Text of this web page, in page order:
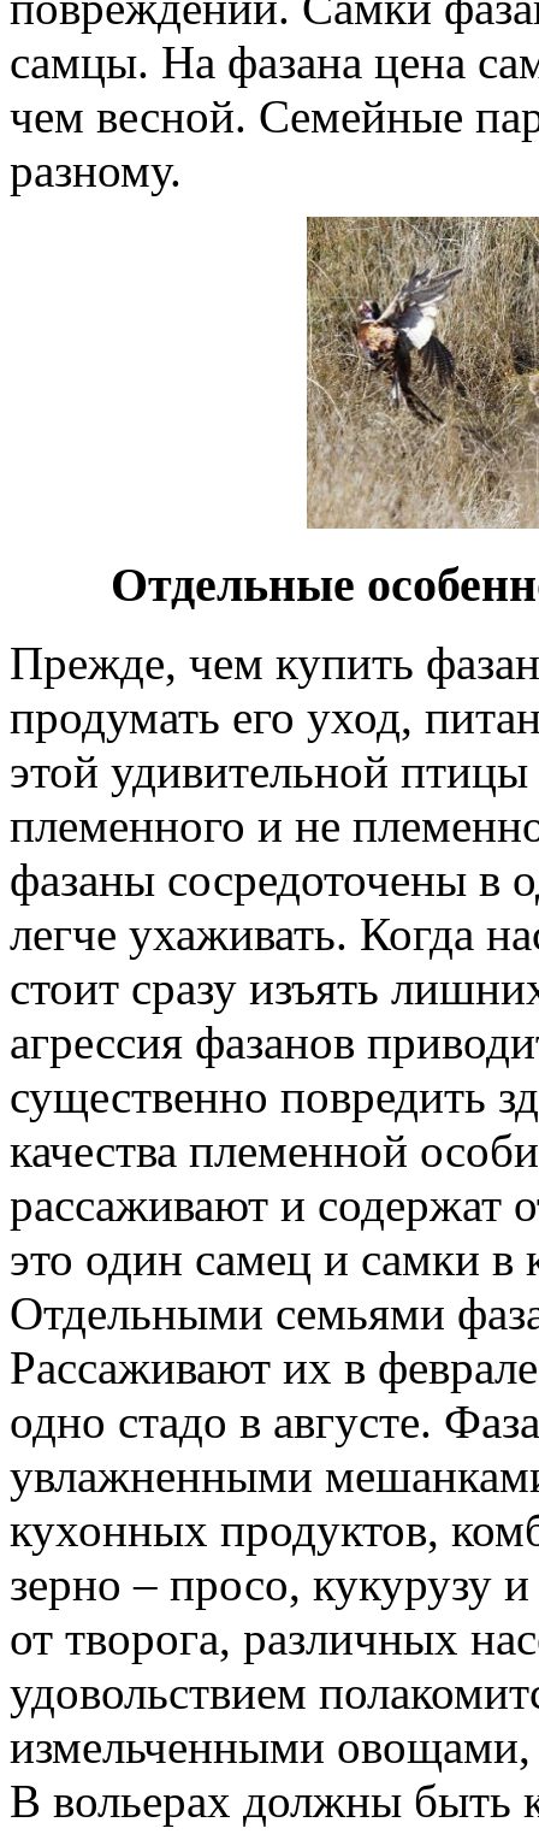
самцы. На фазана цена
чем весной. Семейные
разному.
Отдельные
Прежде, чем купить
продумать его уход,
этой удивительной птицы
племенного и не
фазаны сосредоточены в
легче ухаживать. Когда
стоит сразу изъять
агрессия фазанов
существенно повредить
качества племенной
рассаживают и содержат
это один самец и самки в
Отдельными семьями
Рассаживают их в
одно стадо в августе.
увлажненными
кухонных продуктов,
зерно – просо, кукурузу
от творога, различных
удовольствием
измельченными
В вольерах должны быть